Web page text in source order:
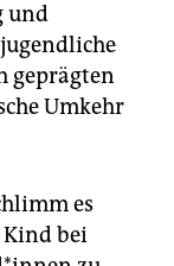
und
geprägten
Umkehr
es
Kind bei